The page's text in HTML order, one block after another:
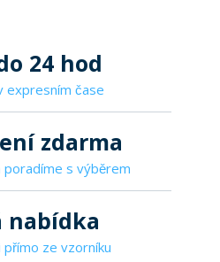
24 hod
expresním čase
zdarma
poradíme s výběrem
nabídka
ze vzorníku